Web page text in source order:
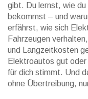
gibt. Du lernst, wie
bekommst – und
erfährst, wie sich
Fahrzeugen
und Langzeitkosten
Elektroautos gut
für dich stimmt. Und
ohne Übertreibung,